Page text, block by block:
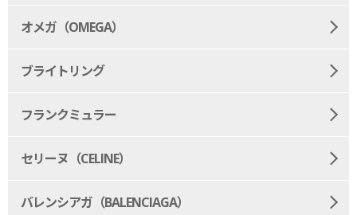
オメガ（OMEGA）
ブライトリング
フランクミュラー
セリーヌ（CELINE）
バレンシアガ（BALENCIAGA）